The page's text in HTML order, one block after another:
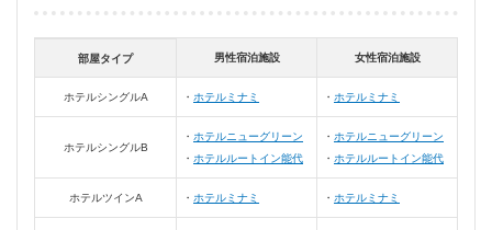
部屋タイプ 男性宿泊施設 女性宿泊施設
ホテルシングルA ホテルミナミ ホテルミナミ
ホテルシングルB
ホテルニューグリーン
ホテルルートイン能代
ホテルニューグリーン
ホテルルートイン能代
ホテルツインA ホテルミナミ ホテルミナミ